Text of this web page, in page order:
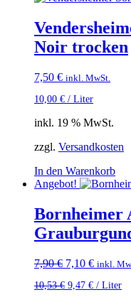
Noir trocken
7,50 € inkl. MwSt.
10,00 € / Liter
inkl. 19 % MwSt.
zzgl. Versandkosten
In den Warenkorb
Angebot!
Bornheimer
7,90€
war:
7,10 €
ist:
inkl.
10,53€ 9,47 € / Liter